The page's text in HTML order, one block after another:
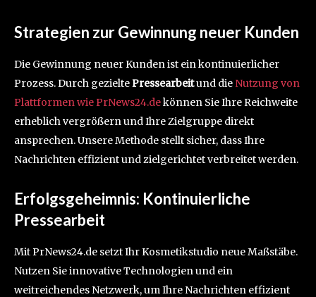
Strategien zur Gewinnung neuer Kunden
Die Gewinnung neuer Kunden ist ein kontinuierlicher
Prozess. Durch gezieltePressearbeitund die Nutzung von
Plattformen wie PrNews24.dekönnen Sie Ihre Reichweite
erheblich vergrößern und Ihre Zielgruppe direkt
ansprechen. Unsere Methode stellt sicher, dass Ihre
Nachrichten effizient und zielgerichtet verbreitet werden.
Erfolgsgeheimnis: Kontinuierliche
Pressearbeit
Mit PrNews24.de setzt Ihr Kosmetikstudio neue Maßstäbe.
Nutzen Sie innovative Technologien und ein
weitreichendes Netzwerk, um Ihre Nachrichten effizient